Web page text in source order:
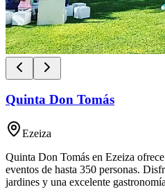
Quinta Don Tomás
Ezeiza
Quinta Don Tomás en Ezeiza
eventos de hasta 350 personas.
jardines y una excelente